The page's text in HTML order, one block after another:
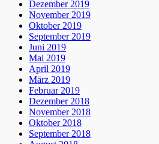
Dezember 2019
November 2019
Oktober 2019
September 2019
Juni 2019
Mai 2019
April 2019
März 2019
Februar 2019
Dezember 2018
November 2018
Oktober 2018
September 2018